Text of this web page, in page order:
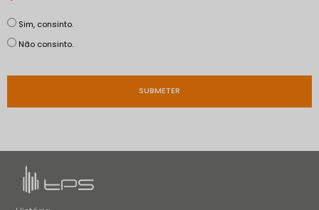
Sim, consinto.
Não consinto.
SUBMETER